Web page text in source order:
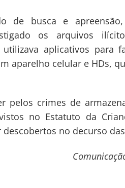
de busca e
os arquivos
aplicativos para
aparelho celular e HDs,
pelos crimes de
no Estatuto da
no decurso